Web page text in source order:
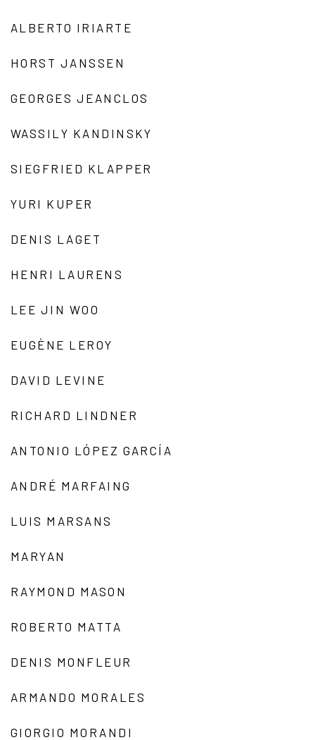
ALBERTO IRIARTE
HORST JANSSEN
GEORGES JEANCLOS
WASSILY KANDINSKY
SIEGFRIED KLAPPER
YURI KUPER
DENIS LAGET
HENRI LAURENS
LEE JIN WOO
EUGÈNE LEROY
DAVID LEVINE
RICHARD LINDNER
ANTONIO LÓPEZ GARCÍA
ANDRÉ MARFAING
LUIS MARSANS
MARYAN
RAYMOND MASON
ROBERTO MATTA
DENIS MONFLEUR
ARMANDO MORALES
GIORGIO MORANDI